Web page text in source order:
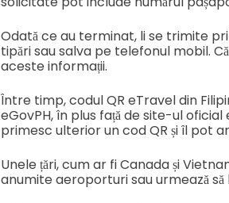
Odată ce au terminat, li se trimite
tipări sau salva pe telefonul mobil.
aceste informații.
Între timp, codul QR eTravel din
eGovPH, în plus față de site-ul
primesc ulterior un cod QR și îl pot
Unele țări, cum ar fi Canada și
anumite aeroporturi sau urmează